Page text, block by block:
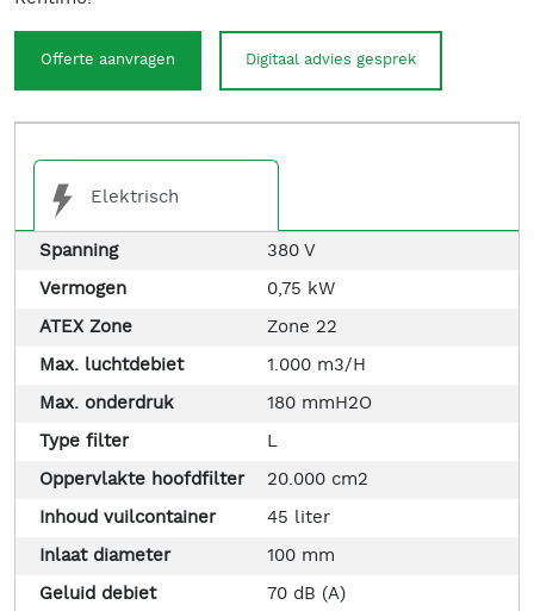
Offerte aanvragen Digitaal advies gesprek
Elektrisch
Spanning
380 V
Vermogen
0,75 kW
ATEX Zone
Zone 22
Max. luchtdebiet
1.000 m3/H
Max. onderdruk
180 mmH2O
Type filter
L
Oppervlakte hoofdfilter
20.000 cm2
Inhoud vuilcontainer
45 liter
Inlaat diameter
100 mm
Geluid debiet
70 dB (A)